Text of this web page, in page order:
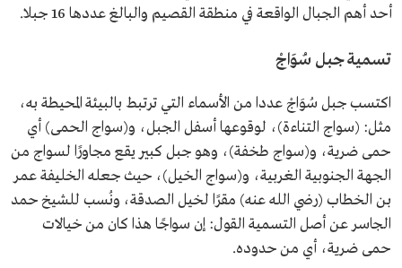
أحد أهم الجبال الواقعة في منطقة القصيم والبالغ عددها 16 جبلا.
تسمية جبل سُوَاجْ
اكتسب جبل سُوَاجْ عددا من الأسماء التي ترتبط بالبيئة المحيطة به،
مثل: (سواج التناءة)، لوقوعها أسفل الجبل، و(سواج الحمى) أي
حمى ضرية، و(سواج طخفة)، وهو جبل كبير يقع مجاورًا لسواج من
الجهة الجنوبية الغربية، و(سواج الخيل)، حيث جعله الخليفة عمر
بن الخطاب (رضي الله عنه) مقرًا لخيل الصدقة، ونُسب للشيخ حمد
الجاسر عن أصل التسمية القول: إن سواجًا هذا كان من خيالات
حمى ضرية، أي من حدوده.